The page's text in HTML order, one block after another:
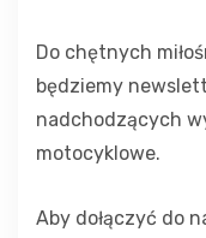
Do chętnych
będziemy
nadchodzących
motocyklowe.
Aby dołączyć do